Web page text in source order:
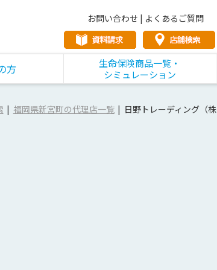
お問い合わせ | よくあるご質問
方
生命保険商品一覧・
シミュレーション
福岡県新宮町の代理店一覧 日野トレーディング（株